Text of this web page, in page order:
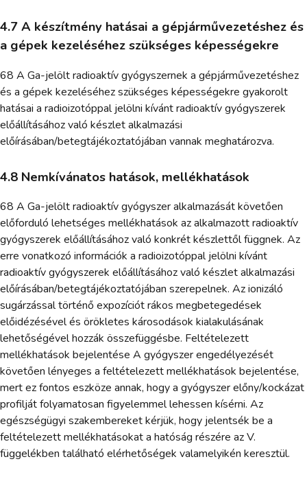
4.7 A készítmény hatásai a gépjárművezetéshez és
a gépek kezeléséhez szükséges képességekre
68 A Ga-jelölt radioaktív gyógyszernek a gépjárművezetéshez
és a gépek kezeléséhez szükséges képességekre gyakorolt
hatásai a radioizotóppal jelölni kívánt radioaktív gyógyszerek
előállításához való készlet alkalmazási
előírásában/betegtájékoztatójában vannak meghatározva.
4.8 Nemkívánatos hatások, mellékhatások
68 A Ga-jelölt radioaktív gyógyszer alkalmazását követően
előforduló lehetséges mellékhatások az alkalmazott radioaktív
gyógyszerek előállításához való konkrét készlettől függnek. Az
erre vonatkozó információk a radioizotóppal jelölni kívánt
radioaktív gyógyszerek előállításához való készlet alkalmazási
előírásában/betegtájékoztatójában szerepelnek. Az ionizáló
sugárzással történő expozíciót rákos megbetegedések
előidézésével és örökletes károsodások kialakulásának
lehetőségével hozzák összefüggésbe. Feltételezett
mellékhatások bejelentése A gyógyszer engedélyezését
követően lényeges a feltételezett mellékhatások bejelentése,
mert ez fontos eszköze annak, hogy a gyógyszer előny/kockázat
profilját folyamatosan figyelemmel lehessen kísérni. Az
egészségügyi szakembereket kérjük, hogy jelentsék be a
feltételezett mellékhatásokat a hatóság részére az V.
függelékben található elérhetőségek valamelyikén keresztül.